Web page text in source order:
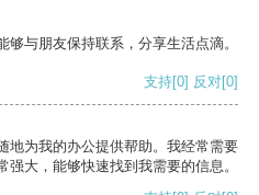
与朋友保持联系，分享生活点滴。
支持[0] 反对[0]
地为我的办公提供帮助。我经常需要
大，能够快速找到我需要的信息。